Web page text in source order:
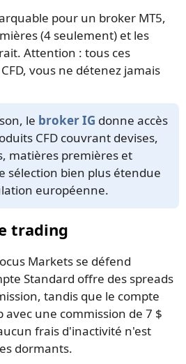
pour un broker MT5,
(4 seulement) et les
Attention : tous ces
vous ne détenez jamais
le broker IG donne accès
CFD couvrant devises,
matières premières et
sélection bien plus étendue
européenne.
trading
Markets se défend
Standard offre des spreads
tandis que le compte
avec une commission de 7 $
frais d'inactivité n'est
dormants.